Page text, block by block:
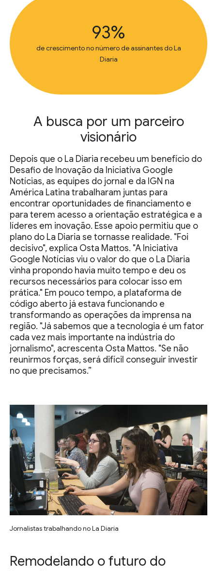
93%
de crescimento no número de assinantes do La
Diaria
A busca por um parceiro
visionário
Depois que o La Diaria recebeu um benefício do
Desafio de Inovação da Iniciativa Google
Notícias, as equipes do jornal e da IGN na
América Latina trabalharam juntas para
encontrar oportunidades de financiamento e
para terem acesso a orientação estratégica e a
líderes em inovação. Esse apoio permitiu que o
plano do La Diaria se tornasse realidade. "Foi
decisivo", explica Osta Mattos. "A Iniciativa
Google Notícias viu o valor do que o La Diaria
vinha propondo havia muito tempo e deu os
recursos necessários para colocar isso em
prática." Em pouco tempo, a plataforma de
código aberto já estava funcionando e
transformando as operações da imprensa na
região. "Já sabemos que a tecnologia é um fator
cada vez mais importante na indústria do
jornalismo", acrescenta Osta Mattos. "Se não
reunirmos forças, será difícil conseguir investir
no que precisamos.”
Jornalistas trabalhando no La Diaria
Remodelando o futuro do